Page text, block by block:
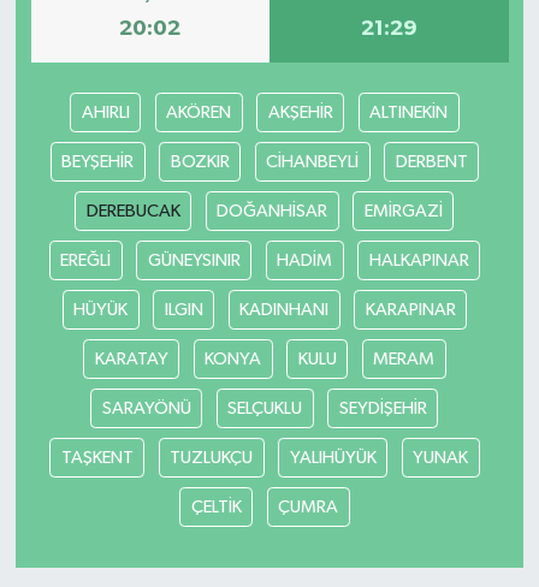
20:02 21:29
AHIRLI AKÖREN AKŞEHİR ALTINEKİN
BEYŞEHİR BOZKIR CİHANBEYLİ DERBENT
DEREBUCAK DOĞANHİSAR EMİRGAZİ
EREĞLİ GÜNEYSINIR HADİM HALKAPINAR
HÜYÜK ILGIN KADINHANI KARAPINAR
KARATAY KONYA KULU MERAM
SARAYÖNÜ SELÇUKLU SEYDİŞEHİR
TAŞKENT TUZLUKÇU YALIHÜYÜK YUNAK
ÇELTİK ÇUMRA
TÜRKİYE'DE TREND HABERLER
ÖZEL HABER